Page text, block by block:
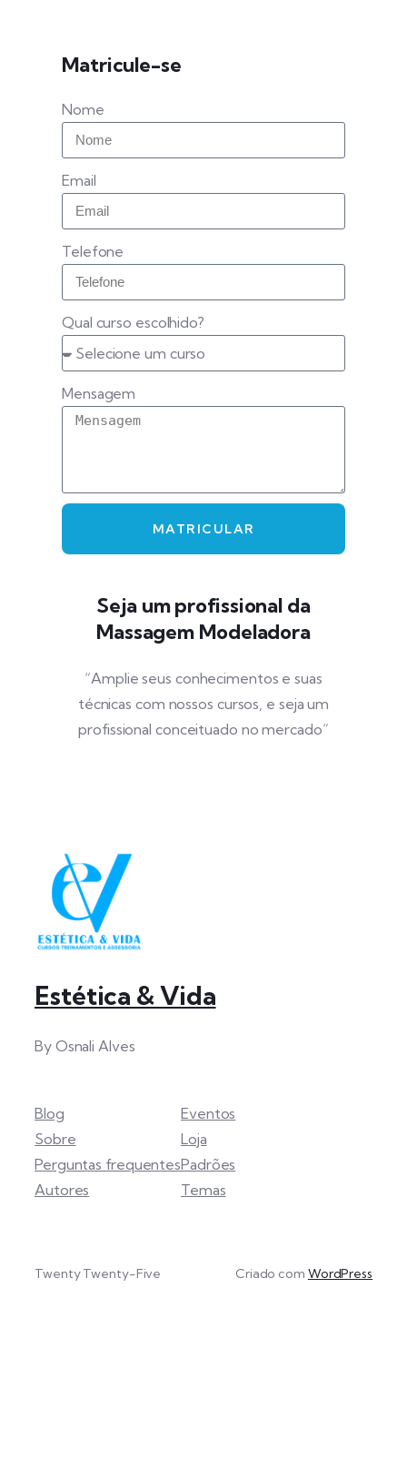
Matricule-se
Nome
Email
Telefone
Qual curso escolhido?
Mensagem
MATRICULAR
Seja um profissional da
Massagem Modeladora
“Amplie seus conhecimentos e suas
técnicas com nossos cursos, e seja um
profissional conceituado no mercado”
Estética & Vida
By Osnali Alves
Blog
Sobre
Perguntas frequentes
Autores
Eventos
Loja
Padrões
Temas
Twenty Twenty-Five Criado com WordPress